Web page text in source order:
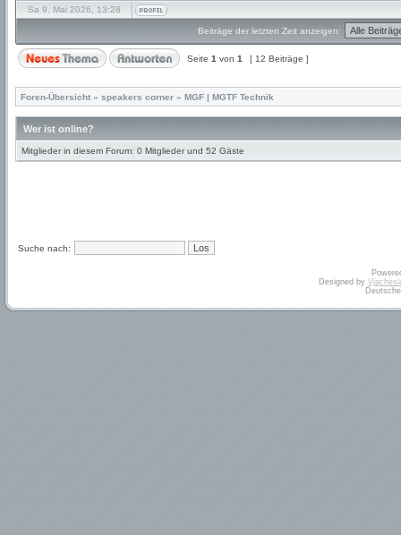
Sa 9. Mai 2026, 13:28
Beiträge der letzten Zeit anzeigen:
Seite 1 von 1 [ 12 Beiträge ]
Foren-Übersicht » speakers corner » MGF | MGTF Technik
Wer ist online?
Mitglieder in diesem Forum: 0 Mitglieder und 52 Gäste
Suche nach:
Designed by